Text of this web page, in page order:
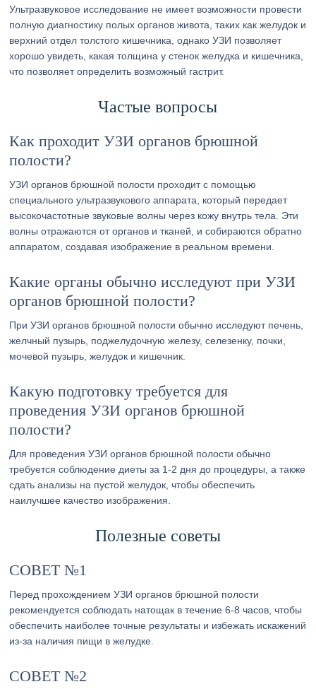
Ультразвуковое исследование не имеет возможности провести
полную диагностику полых органов живота, таких как желудок и
верхний отдел толстого кишечника, однако УЗИ позволяет
хорошо увидеть, какая толщина у стенок желудка и кишечника,
что позволяет определить возможный гастрит.
Частые вопросы
Как проходит УЗИ органов брюшной
полости?
УЗИ органов брюшной полости проходит с помощью
специального ультразвукового аппарата, который передает
высокочастотные звуковые волны через кожу внутрь тела. Эти
волны отражаются от органов и тканей, и собираются обратно
аппаратом, создавая изображение в реальном времени.
Какие органы обычно исследуют при УЗИ
органов брюшной полости?
При УЗИ органов брюшной полости обычно исследуют печень,
желчный пузырь, поджелудочную железу, селезенку, почки,
мочевой пузырь, желудок и кишечник.
Какую подготовку требуется для
проведения УЗИ органов брюшной
полости?
Для проведения УЗИ органов брюшной полости обычно
требуется соблюдение диеты за 1-2 дня до процедуры, а также
сдать анализы на пустой желудок, чтобы обеспечить
наилучшее качество изображения.
Полезные советы
СОВЕТ №1
Перед прохождением УЗИ органов брюшной полости
рекомендуется соблюдать натощак в течение 6-8 часов, чтобы
обеспечить наиболее точные результаты и избежать искажений
из-за наличия пищи в желудке.
СОВЕТ №2